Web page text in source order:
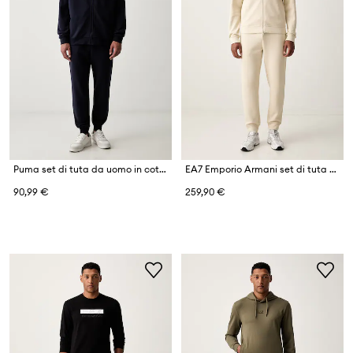
Puma set di tuta da uomo in cotone Essentials Elevated
90,99 €
EA7 Emporio Armani set di tuta da uomo in cotone
259,90 €